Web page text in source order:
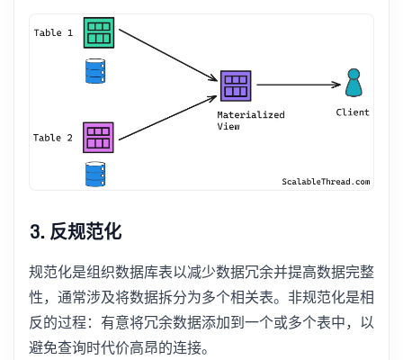
3. 反规范化
规范化是组织数据库表以减少数据冗余并提高数据完整
性，通常涉及将数据拆分为多个相关表。非规范化是相
反的过程：有意将冗余数据添加到一个或多个表中，以
避免查询时代价高昂的连接。